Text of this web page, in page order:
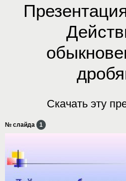
Скачать эту
№ слайда 1